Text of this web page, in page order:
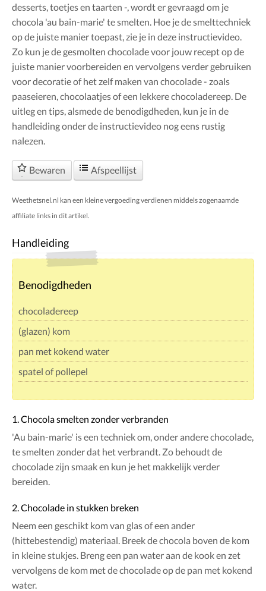
desserts, toetjes en taarten -, wordt er gevraagd om je
chocola 'au bain-marie' te smelten. Hoe je de smelttechniek
op de juiste manier toepast, zie je in deze instructievideo.
Zo kun je de gesmolten chocolade voor jouw recept op de
juiste manier voorbereiden en vervolgens verder gebruiken
voor decoratie of het zelf maken van chocolade - zoals
paaseieren, chocolaatjes of een lekkere chocoladereep. De
uitleg en tips, alsmede de benodigdheden, kun je in de
handleiding onder de instructievideo nog eens rustig
nalezen.
Bewaren Afspeellijst
Weethetsnel.nl kan een kleine vergoeding verdienen middels zogenaamde
affiliate links in dit artikel.
Handleiding
Benodigdheden
chocoladereep
(glazen) kom
pan met kokend water
spatel of pollepel
1. Chocola smelten zonder verbranden
'Au bain-marie' is een techniek om, onder andere chocolade,
te smelten zonder dat het verbrandt. Zo behoudt de
chocolade zijn smaak en kun je het makkelijk verder
bereiden.
2. Chocolade in stukken breken
Neem een geschikt kom van glas of een ander
(hittebestendig) materiaal. Breek de chocola boven de kom
in kleine stukjes. Breng een pan water aan de kook en zet
vervolgens de kom met de chocolade op de pan met kokend
water.